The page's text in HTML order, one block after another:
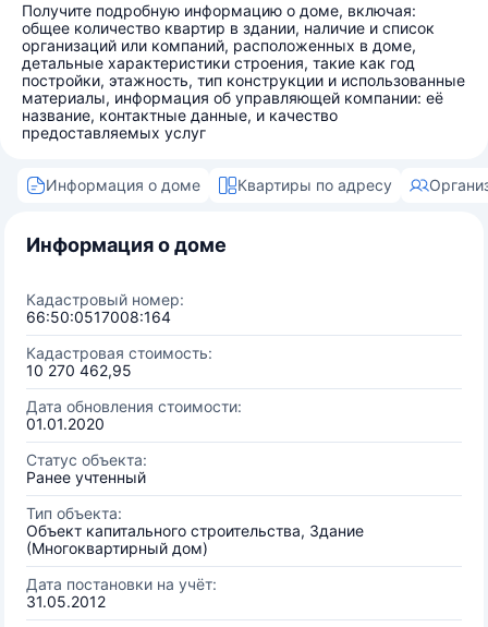
Получите подробную информацию о доме, включая:
общее количество квартир в здании, наличие и список
организаций или компаний, расположенных в доме,
детальные характеристики строения, такие как год
постройки, этажность, тип конструкции и использованные
материалы, информация об управляющей компании: её
название, контактные данные, и качество
предоставляемых услуг
Информация о доме Квартиры по адресу
Информация о доме
Кадастровый номер:
66:50:0517008:164
Кадастровая стоимость:
10 270 462,95
Дата обновления стоимости:
01.01.2020
Статус объекта:
Ранее учтенный
Тип объекта:
Объект капитального строительства, Здание
(Многоквартирный дом)
Дата постановки на учёт:
31.05.2012